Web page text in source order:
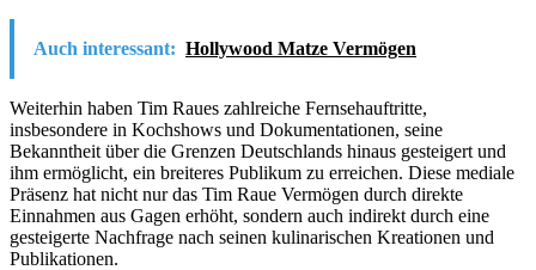
Auch interessant: Hollywood Matze Vermögen
Weiterhin haben Tim Raues zahlreiche Fernsehauftritte,
insbesondere in Kochshows und Dokumentationen, seine
Bekanntheit über die Grenzen Deutschlands hinaus gesteigert und
ihm ermöglicht, ein breiteres Publikum zu erreichen. Diese mediale
Präsenz hat nicht nur das Tim Raue Vermögen durch direkte
Einnahmen aus Gagen erhöht, sondern auch indirekt durch eine
gesteigerte Nachfrage nach seinen kulinarischen Kreationen und
Publikationen.